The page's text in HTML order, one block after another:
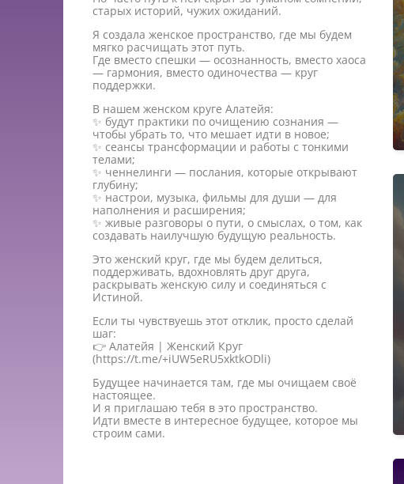
старых историй, чужих ожиданий.
Я создала женское пространство, где мы будем
мягко расчищать этот путь.
Где вместо спешки — осознанность, вместо хаоса
— гармония, вместо одиночества — круг
поддержки.
В нашем женском круге Алатейя:
✨ будут практики по очищению сознания —
чтобы убрать то, что мешает идти в новое;
✨ сеансы трансформации и работы с тонкими
телами;
✨ ченнелинги — послания, которые открывают
глубину;
✨ настрои, музыка, фильмы для души — для
наполнения и расширения;
✨ живые разговоры о пути, о смыслах, о том, как
создавать наилучшую будущую реальность.
Это женский круг, где мы будем делиться,
поддерживать, вдохновлять друг друга,
раскрывать женскую силу и соединяться с
Истиной.
Если ты чувствуешь этот отклик, просто сделай
шаг:
👉 Алатейя | Женский Круг
(https://t.me/+iUW5eRU5xktkODli)
Будущее начинается там, где мы очищаем своё
настоящее.
И я приглашаю тебя в это пространство.
Идти вместе в интересное будущее, которое мы
строим сами.